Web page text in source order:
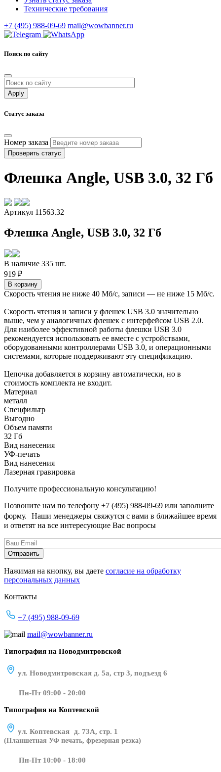
Технические требования
+7 (495) 988-09-69 mail@wowbanner.ru
Поиск по сайту
Статус заказа
Номер заказа
Проверить статус
Флешка Angle, USB 3.0, 32 Гб
Артикул 11563.32
Флешка Angle, USB 3.0, 32 Гб
В наличие 335 шт.
919 ₽
Скорость чтения не ниже 40 Мб/с, записи — не ниже 15 Мб/с.
Скорость чтения и записи у флешек USB 3.0 значительно
выше, чем у аналогичных флешек с интерфейсом USB 2.0.
Для наиболее эффективной работы флешки USB 3.0
рекомендуется использовать ее вместе с устройствами,
оборудованными контроллерами USB 3.0, и операционными
системами, которые поддерживают эту спецификацию.
Цепочка добавляется в корзину автоматически, но в
стоимость комплекта не входит.
Материал
металл
Спецфильтр
Выгодно
Объем памяти
32 Гб
Вид нанесения
УФ-печать
Вид нанесения
Лазерная гравировка
Получите профессиональную консультацию!
Позвоните нам по телефону +7 (495) 988-09-69 или заполните
форму. Наши менеджеры свяжутся с вами в ближайшее время
и ответят на все интересующие Вас вопросы
Нажимая на кнопку, вы даете согласие на обработку
персональных данных
Контакты
+7 (495) 988-09-69
mail@wowbanner.ru
Типография на Новодмитровской
ул. Новодмитровская д. 5а, стр 3, подъезд 6
Пн-Пт 09:00 - 20:00
Типография на Коптевской
ул. Коптевская д. 73А, стр. 1
(Планшетная УФ печать, фрезерная резка)
Пн-Пт 10:00 - 18:00